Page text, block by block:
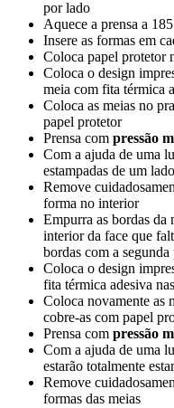
por lado
Aquece a prensa a
Insere as formas em
Coloca papel protetor
Coloca o design
meia com fita térmica
Coloca as meias no
papel protetor
Prensa com pressão
Com a ajuda de uma
estampadas de um lado
Remove
forma no interior
Empurra as bordas da
interior da face que
bordas com a segunda
Coloca o design
fita térmica adesiva
Coloca novamente as
cobre-as com papel
Prensa com pressão
Com a ajuda de uma
estarão totalmente
Remove
formas das meias